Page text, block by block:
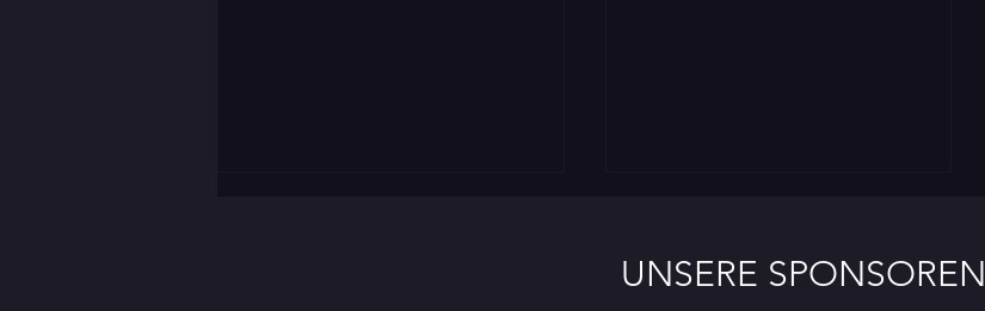
UNSERE SPONSOREN